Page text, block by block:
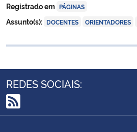
Registrado em PÁGINAS
Assunto(s): DOCENTES ORIENTADORES
REDES SOCIAIS:
RSS